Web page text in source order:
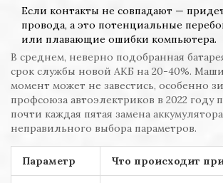
Если контакты не совпадают —
провода, а это потенциальные
или плавающие ошибки компьютера.
В среднем, неверно подобранная
срок службы новой АКБ на 20-40%.
момент может не завестись, особенно
профсоюза автоэлектриков в 2022 году
почти каждая пятая замена
неправильного выбора параметров.
Параметр Что происходит